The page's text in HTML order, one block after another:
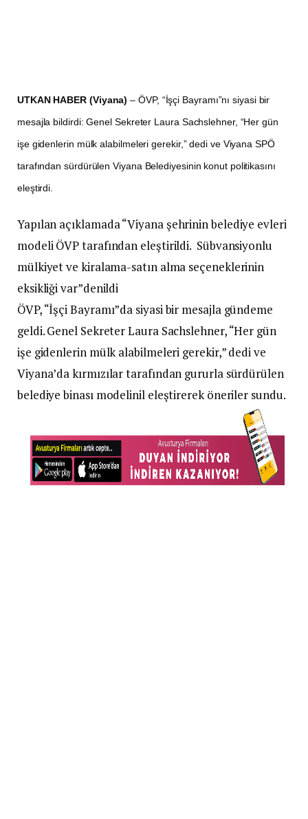
UTKAN HABER (Viyana)– ÖVP, “İşçi Bayramı”nı siyasi bir
mesajla bildirdi: Genel Sekreter Laura Sachslehner, “Her gün
işe gidenlerin mülk alabilmeleri gerekir,” dedi ve Viyana SPÖ
tarafından sürdürülen Viyana Belediyesinin konut politikasını
eleştirdi.
Yapılan açıklamada “Viyana şehrinin belediye evleri
modeli ÖVP tarafından eleştirildi. Sübvansiyonlu
mülkiyet ve kiralama-satın alma seçeneklerinin
eksikliği var”denildi
ÖVP, “İşçi Bayramı”da siyasi bir mesajla gündeme
geldi. Genel Sekreter Laura Sachslehner, “Her gün
işe gidenlerin mülk alabilmeleri gerekir,” dedi ve
Viyana’da kırmızılar tarafından gururla sürdürülen
belediye binası modelinil eleştirerek öneriler sundu.